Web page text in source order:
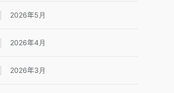
2026年5月
2026年4月
2026年3月